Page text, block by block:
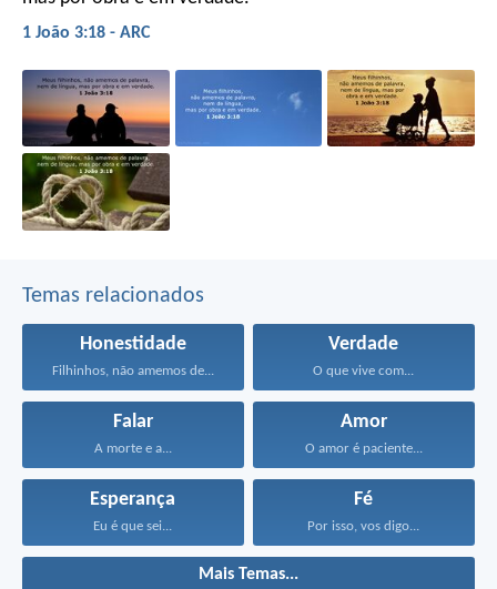
1 João 3:18 - ARC
Temas relacionados
Honestidade
Filhinhos, não amemos de...
Verdade
O que vive com...
Falar
A morte e a...
Amor
O amor é paciente...
Esperança
Eu é que sei...
Fé
Por isso, vos digo...
Mais Temas...